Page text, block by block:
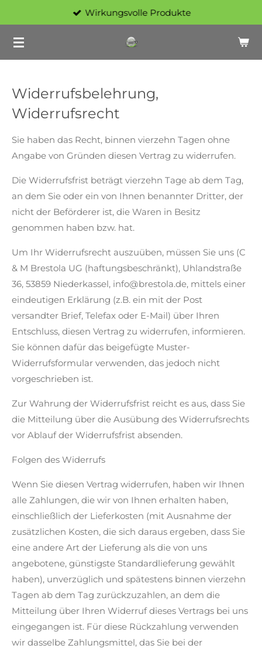
springen
Wirkungsvolle Produkte
Widerrufsbelehrung,
Widerrufsrecht
Sie haben das Recht, binnen vierzehn Tagen ohne
Angabe von Gründen diesen Vertrag zu widerrufen.
Die Widerrufsfrist beträgt vierzehn Tage ab dem Tag,
an dem Sie oder ein von Ihnen benannter Dritter, der
nicht der Beförderer ist, die Waren in Besitz
genommen haben bzw. hat.
Um Ihr Widerrufsrecht auszuüben, müssen Sie uns (C
& M Brestola UG (haftungsbeschränkt), Uhlandstraße
36, 53859 Niederkassel, info@brestola.de, mittels einer
eindeutigen Erklärung (z.B. ein mit der Post
versandter Brief, Telefax oder E-Mail) über Ihren
Entschluss, diesen Vertrag zu widerrufen, informieren.
Sie können dafür das beigefügte Muster-
Widerrufsformular verwenden, das jedoch nicht
vorgeschrieben ist.
Zur Wahrung der Widerrufsfrist reicht es aus, dass Sie
die Mitteilung über die Ausübung des Widerrufsrechts
vor Ablauf der Widerrufsfrist absenden.
Folgen des Widerrufs
Wenn Sie diesen Vertrag widerrufen, haben wir Ihnen
alle Zahlungen, die wir von Ihnen erhalten haben,
einschließlich der Lieferkosten (mit Ausnahme der
zusätzlichen Kosten, die sich daraus ergeben, dass Sie
eine andere Art der Lieferung als die von uns
angebotene, günstigste Standardlieferung gewählt
haben), unverzüglich und spätestens binnen vierzehn
Tagen ab dem Tag zurückzuzahlen, an dem die
Mitteilung über Ihren Widerruf dieses Vertrags bei uns
eingegangen ist. Für diese Rückzahlung verwenden
wir dasselbe Zahlungsmittel, das Sie bei der